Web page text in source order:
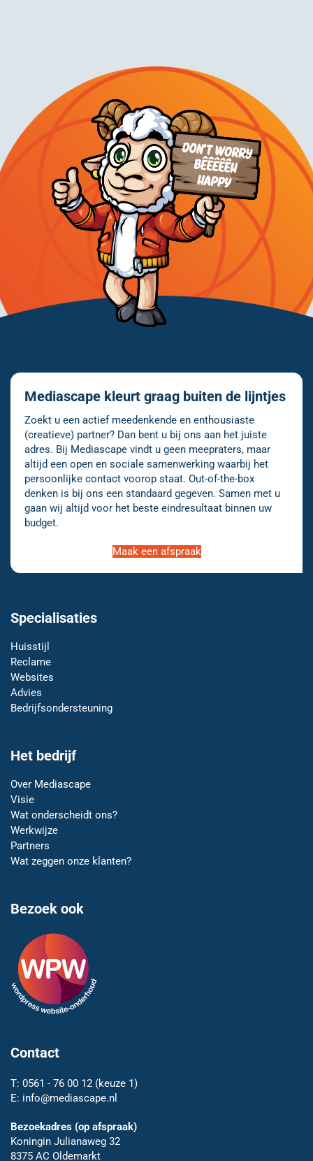
Mediascape kleurt graag buiten de lijntjes
Zoekt u een actief meedenkende en enthousiaste
(creatieve) partner? Dan bent u bij ons aan het juiste
adres. Bij Mediascape vindt u geen meepraters, maar
altijd een open en sociale samenwerking waarbij het
persoonlijke contact voorop staat. Out-of-the-box
denken is bij ons een standaard gegeven. Samen met u
gaan wij altijd voor het beste eindresultaat binnen uw
budget.
Maak een afspraak
Specialisaties
Huisstijl
Reclame
Websites
Advies
Bedrijfsondersteuning
Het bedrijf
Over Mediascape
Visie
Wat onderscheidt ons?
Werkwijze
Partners
Wat zeggen onze klanten?
Bezoek ook
Contact
T: 0561 - 76 00 12 (keuze 1)
E: info@mediascape.nl
Bezoekadres (op afspraak)
Koningin Julianaweg 32
8375 AC Oldemarkt